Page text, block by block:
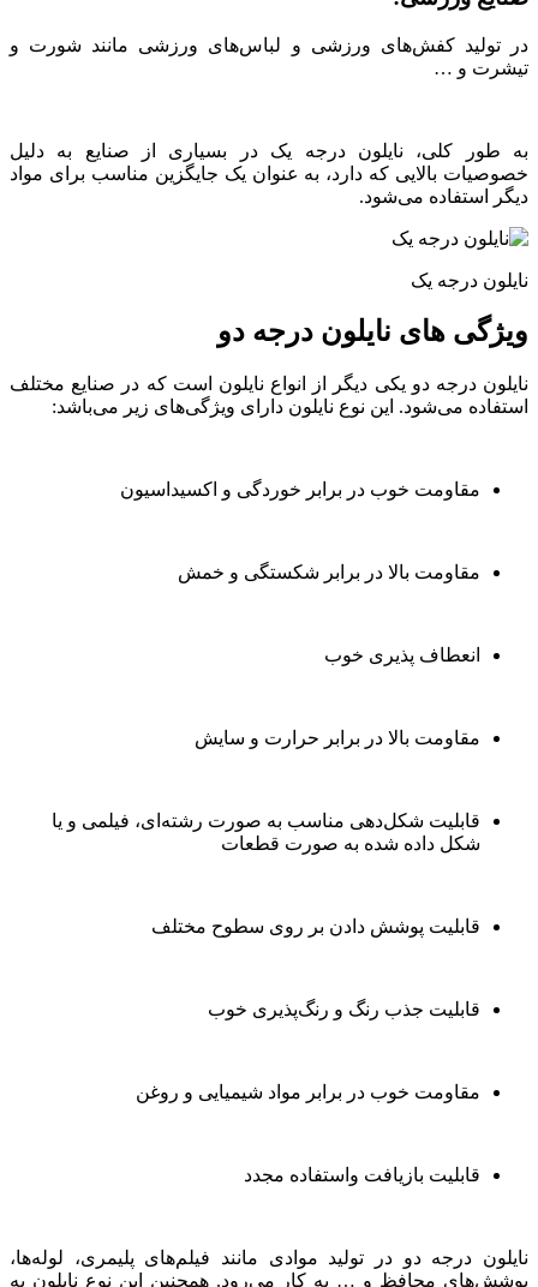
در تولید کفش‌های ورزشی و لباس‌های ورزشی مانند شورت و
تیشرت و …
به طور کلی، نایلون درجه یک در بسیاری از صنایع به دلیل
خصوصیات بالایی که دارد، به عنوان یک جایگزین مناسب برای مواد
دیگر استفاده می‌شود.
نایلون درجه یک
ویژگی های نایلون درجه دو
نایلون درجه دو یکی دیگر از انواع نایلون است که در صنایع مختلف
استفاده می‌شود. این نوع نایلون دارای ویژگی‌های زیر می‌باشد:
مقاومت خوب در برابر خوردگی و اکسیداسیون
مقاومت بالا در برابر شکستگی و خمش
انعطاف پذیری خوب
مقاومت بالا در برابر حرارت و سایش
قابلیت شکل‌دهی مناسب به صورت رشته‌ای، فیلمی و یا
شکل داده شده به صورت قطعات
قابلیت پوشش دادن بر روی سطوح مختلف
قابلیت جذب رنگ و رنگ‌پذیری خوب
مقاومت خوب در برابر مواد شیمیایی و روغن
قابلیت بازیافت واستفاده مجدد
نایلون درجه دو در تولید موادی مانند فیلم‌های پلیمری، لوله‌ها،
پوشش‌های محافظ و … به کار می‌رود. همچنین این نوع نایلون به